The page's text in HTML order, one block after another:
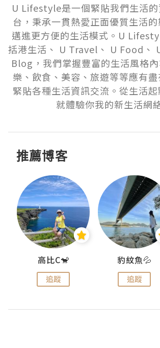
U Lifestyle是一個緊貼我們生活
台，秉承一貫熱愛正面優質生活
邁進更方便的生活模式。U
括港生活、 U Travel、 U Food、
Blog，我們掌握豐富的生活風格
樂、飲食、美容、旅遊等等應有
緊貼各種生活資訊交流。從生活
就體驗你我的新生活網
推薦博客
高比C🐒
追蹤
豹紋魚💦
追蹤